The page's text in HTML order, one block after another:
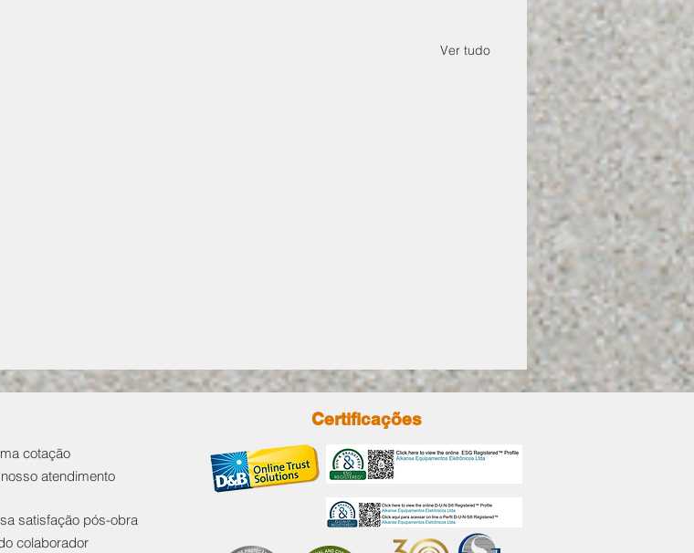
Ver tudo
O
ALÉM DA PRODUÇÃO: A
cotação
atendimento
satisfação pós-obra
colaborador
Certificações